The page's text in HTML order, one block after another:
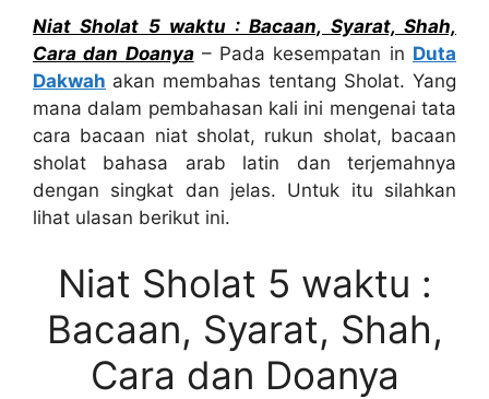
Niat Sholat 5 waktu : Bacaan, Syarat, Shah,
Cara dan Doanya – Pada kesempatan in Duta
Dakwah akan membahas tentang Sholat. Yang
mana dalam pembahasan kali ini mengenai tata
cara bacaan niat sholat, rukun sholat, bacaan
sholat bahasa arab latin dan terjemahnya
dengan singkat dan jelas. Untuk itu silahkan
lihat ulasan berikut ini.
Niat Sholat 5 waktu :
Bacaan, Syarat, Shah,
Cara dan Doanya